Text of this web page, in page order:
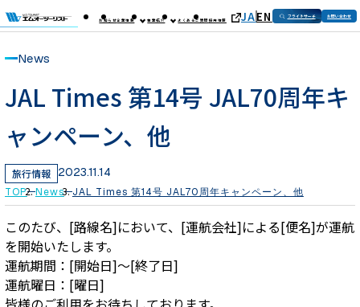
お知らせ企業情報 事業紹介 よくあるご質問採用情報 JAEN フライトサーチ お問い合わせ
News
JAL Times 第14号 JAL70周年キ
ャンペーン、他
旅行情報 2023.11.14
TOP News JAL Times 第14号 JAL70周年キャンペーン、他
このたび、[路線名]において、[運航会社]による[便名]が運航
を開始いたします。
運航期間：[開始日]～[終了日]
運航曜日：[曜日]